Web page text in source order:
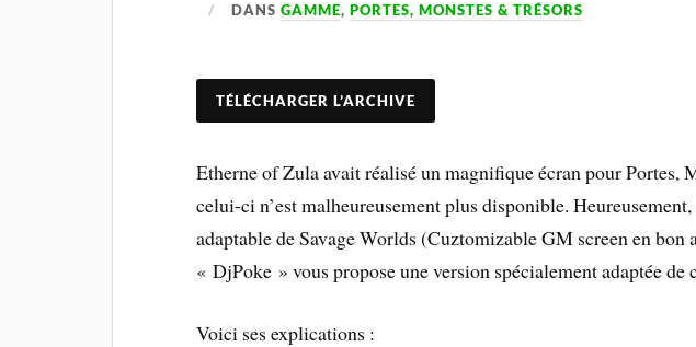
DANSGAMME,PORTES, MONSTES & TRÉSORS
TÉLÉCHARGER L’ARCHIVE
Etherne of Zula avait réalisé un magnifique écran pour Portes,
celui-ci n’est malheureusement plus disponible. Heureusement,
adaptable de Savage Worlds (Cuztomizable GM screen en bon
« DjPoke » vous propose une version spécialement adaptée de
Voici ses explications :